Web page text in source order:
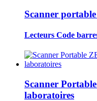
Scanner
Lecteurs Code
Scanner
laboratoires